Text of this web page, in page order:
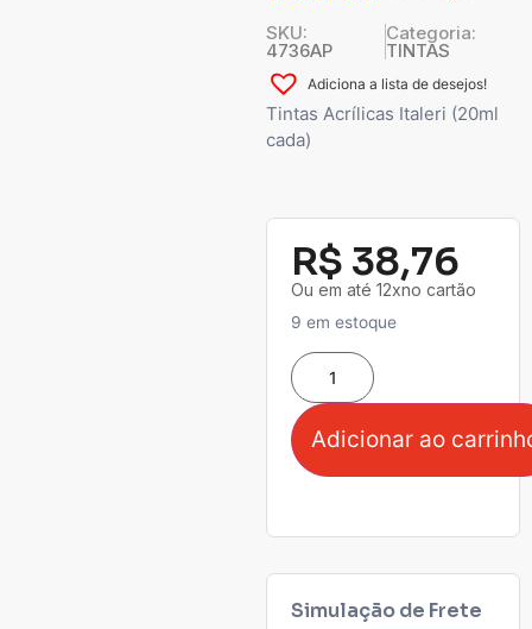
SKU:
4736AP
Categoria:
TINTAS
Adiciona a lista de desejos!
Tintas Acrílicas Italeri (20ml
cada)
R$ 38,76
Ou em até 12xno cartão
9 em estoque
Adicionar ao
Simulação de Frete